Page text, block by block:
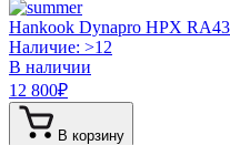
Hankook Dynapro HPX RA43
Наличие: >12
В наличии
12 800₽
В корзину